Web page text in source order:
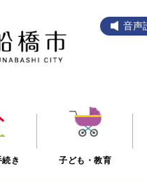
音声
き 子ども・教育